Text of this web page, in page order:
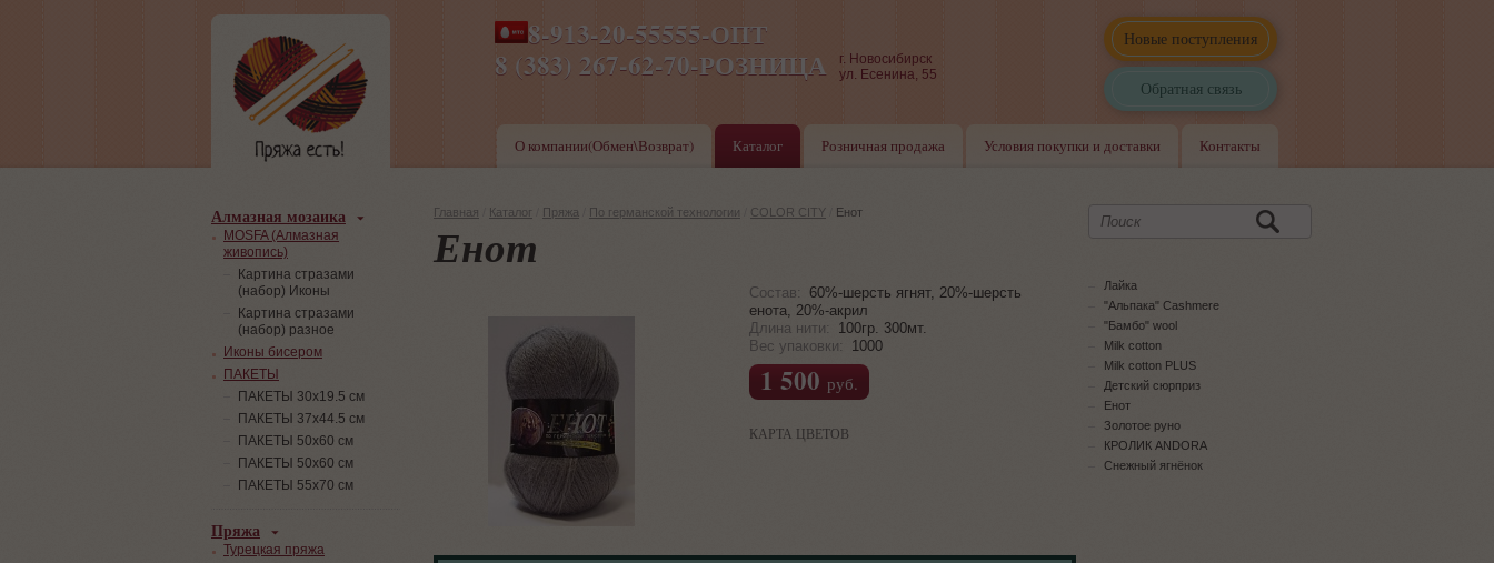
Новые поступления
Обратная связь
8-913-20-55555-ОПТ
8 (383) 267-62-70-РОЗНИЦА
ПН-ПТ 8-17,СБ-ВС 9-17
г. Новосибирск
ул. Есенина, 55
О компании(Обмен\Возврат) Каталог Розничная продажа Условия покупки и доставки Контакты
Главная Каталог Пряжа По германской технологии COLOR CITY Енот
Енот
Состав:
60%-шерсть ягнят, 20%-шерсть
енота, 20%-акрил
Длина нити:
100гр. 300мт.
Вес упаковки:
1000
1 500 руб.
КАРТА ЦВЕТОВ
Алмазная мозаика
MOSFA (Алмазная
живопись)
Картина стразами
(набор) Иконы
Картина стразами
(набор) разное
Иконы бисером
ПАКЕТЫ
ПАКЕТЫ 30х19.5 см
ПАКЕТЫ 37х44.5 см
ПАКЕТЫ 50х60 см
ПАКЕТЫ 50х60 см
ПАКЕТЫ 55х70 см
Пряжа
Турецкая пряжа
Лайка
"Альпака" Cashmere
"Бамбо" wool
Milk cotton
Milk cotton PLUS
Детский сюрприз
Енот
Золотое руно
КРОЛИК ANDORA
Снежный ягнёнок